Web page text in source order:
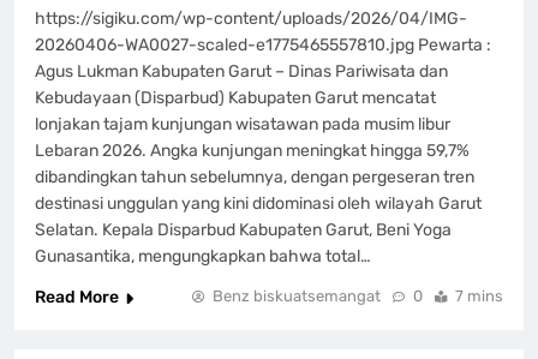
https://sigiku.com/wp-content/uploads/2026/04/IMG-
20260406-WA0027-scaled-e1775465557810.jpg Pewarta :
Agus Lukman Kabupaten Garut – Dinas Pariwisata dan
Kebudayaan (Disparbud) Kabupaten Garut mencatat
lonjakan tajam kunjungan wisatawan pada musim libur
Lebaran 2026. Angka kunjungan meningkat hingga 59,7%
dibandingkan tahun sebelumnya, dengan pergeseran tren
destinasi unggulan yang kini didominasi oleh wilayah Garut
Selatan. Kepala Disparbud Kabupaten Garut, Beni Yoga
Gunasantika, mengungkapkan bahwa total…
Read More
Benz biskuatsemangat 0 7 mins